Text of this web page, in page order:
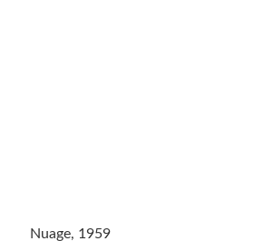
Nuage, 1959